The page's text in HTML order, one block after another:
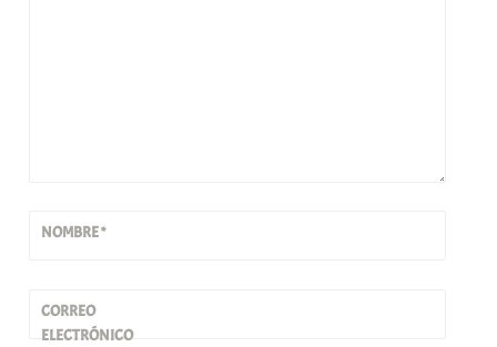
NOMBRE*
CORREO
ELECTRÓNICO